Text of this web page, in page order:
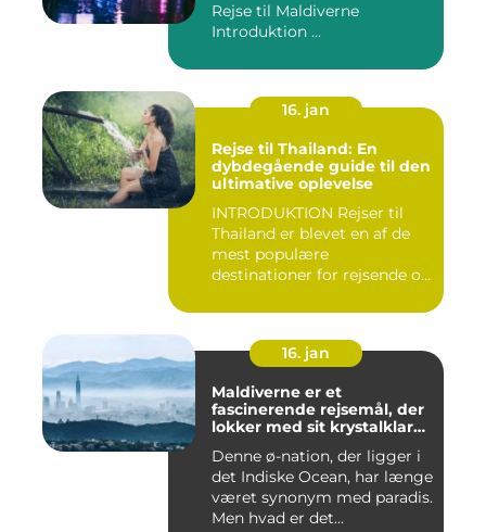
Rejse til Maldiverne
Introduktion ...
16. jan
Rejse til Thailand: En
dybdegående guide til den
ultimative oplevelse
INTRODUKTION Rejser til
Thailand er blevet en af de
mest populære
destinationer for rejsende og
16. jan
Maldiverne er et
fascinerende rejsemål, der
lokker med sit krystalklare
sandstrande og luksuriøse
feriesteder
Denne ø-nation, der ligger i
det Indiske Ocean, har længe
været synonym med paradis.
Men hvad er det...